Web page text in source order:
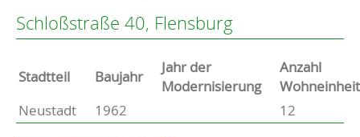
Schloßstraße 40, Flensburg
Stammdaten
Basisdaten zur Immobilie
Stadtteil Baujahr
Jahr der
Modernisierung
Anzahl
Neustadt
1962 12